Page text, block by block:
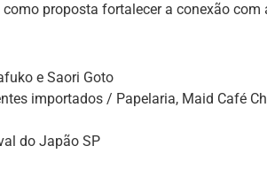
proposta fortalecer a conexão com
e Saori Goto
importados / Papelaria, Maid Café
do Japão SP